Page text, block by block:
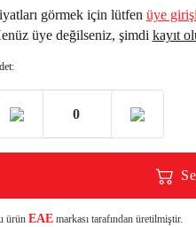
görmek için lütfen üye girişi
üye değilseniz, şimdi kayıt
ürün EAEmarkası tarafından üretilmiştir.